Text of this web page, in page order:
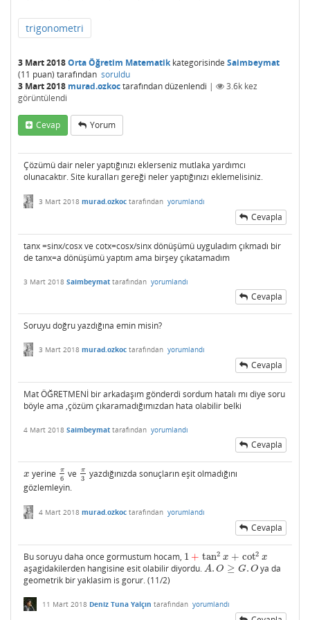
trigonometri
3 Mart 2018Orta Öğretim Matematikkategorisinde Saimbeymat
(11 puan) tarafından soruldu
3 Mart 2018 murad.ozkoctarafındandüzenlendi | 3.6k kez
görüntülendi
Cevap Yorum
Çözümü dair neler yaptığınızı eklerseniz mutlaka yardımcı
olunacaktır. Site kuralları gereği neler yaptığınızı eklemelisiniz.
3 Mart 2018 murad.ozkoc tarafından yorumlandı
Cevapla
tanx =sinx/cosx ve cotx=cosx/sinx dönüşümü uyguladım çıkmadı bir
de tanx=a dönüşümü yaptım ama birşey çıkatamadım
3 Mart 2018 Saimbeymat tarafından yorumlandı
Cevapla
Soruyu doğru yazdığına emin misin?
3 Mart 2018 murad.ozkoc tarafından yorumlandı
Cevapla
Mat ÖĞRETMENİ bir arkadaşım gönderdi sordum hatalı mı diye soru
böyle ama ,çözüm çıkaramadığımızdan hata olabilir belki
4 Mart 2018 Saimbeymat tarafından yorumlandı
Cevapla
x
x yerine π
6
π6ve π
3
π3yazdığınızda sonuçların eşit olmadığını
gözlemleyin.
4 Mart 2018 murad.ozkoc tarafından yorumlandı
Cevapla
Bu soruyu daha once gormustum hocam, 1 + tan2 x + cot2 x
1 +tan2x+ cot 2x
aşagidakilerden hangisine esit olabilir diyordu. A. O ≥ G. O
A.O≥G.O
ya da
geometrik bir yaklasim is gorur. (11/2)
11 Mart 2018 Deniz Tuna Yalçın tarafından yorumlandı